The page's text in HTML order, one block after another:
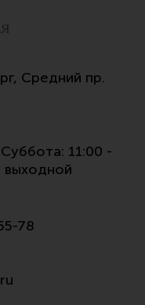
Средний пр.
11:00 -
выходной
78